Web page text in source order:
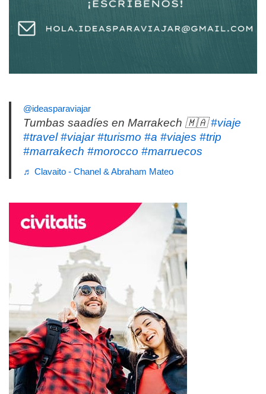
@ideasparaviajar
Tumbas saadíes en Marrakech 🇲🇦#viaje
#travel #viajar #turismo #a #viajes #trip
#marrakech #morocco #marruecos
♬ Clavaito - Chanel & Abraham Mateo